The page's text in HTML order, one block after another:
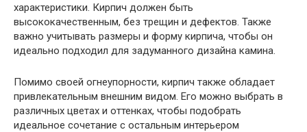
характеристики. Кирпич должен быть
высококачественным, без трещин и дефектов. Также
важно учитывать размеры и форму кирпича, чтобы он
идеально подходил для задуманного дизайна камина.
Помимо своей огнеупорности, кирпич также обладает
привлекательным внешним видом. Его можно выбрать в
различных цветах и оттенках, чтобы подобрать
идеальное сочетание с остальным интерьером